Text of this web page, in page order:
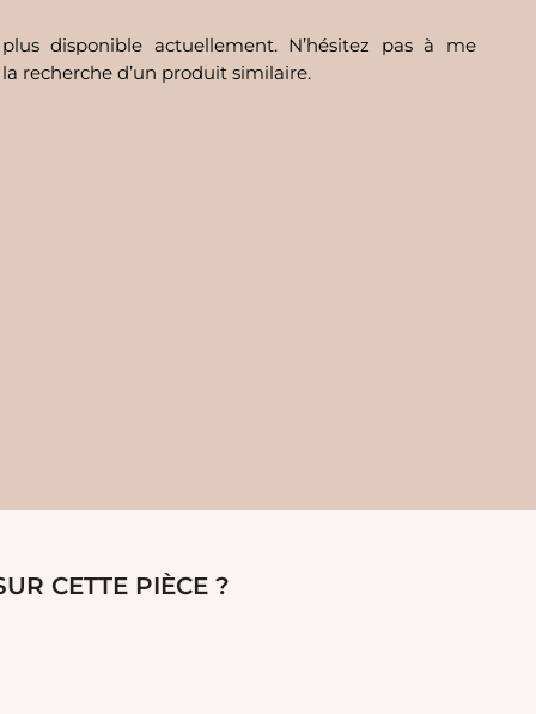
disponible actuellement. N’hésitez pas à me
recherche d’un produit similaire.
CETTE PIÈCE ?